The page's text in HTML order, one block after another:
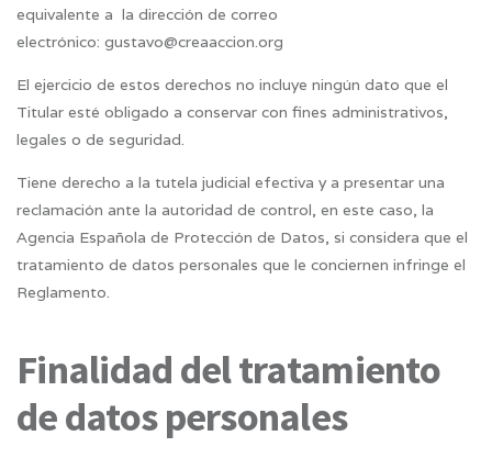
equivalente a la dirección de correo
electrónico: gustavo@creaaccion.org
El ejercicio de estos derechos no incluye ningún dato que el
Titular esté obligado a conservar con fines administrativos,
legales o de seguridad.
Tiene derecho a la tutela judicial efectiva y a presentar una
reclamación ante la autoridad de control, en este caso, la
Agencia Española de Protección de Datos, si considera que el
tratamiento de datos personales que le conciernen infringe el
Reglamento.
Finalidad del tratamiento
de datos personales